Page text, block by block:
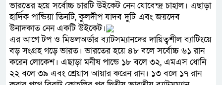
ভারতের হয়ে সর্বোচ্চ চারটি উইকেট নেন যোবেন্দ্র চাহাল। এছাড়া
হার্দিক পান্ডিয়া তিনটি, কুলদীপ যাদব দুটি এবং জয়দেব
উনাদকাত নেন একটি উইকেট।
এর আগে টপ ও মিডলঅর্ডার ব্যাটসম্যানদের দায়িত্বশীল ব্যাটিংয়ে
বড় সংগ্রহ গড়ে ভারত। ভারতের হয়ে ৪৮ বলে সর্বোচ্চ ৬১ রান
করেন লোকেশ। এছাড়া মনীষ পান্ডে ১৮ বলে ৩২, এমএস ধোনি
২২ বলে ৩৯ এবং শ্রেয়াস আয়ার করেন রান। ১৩ বলে ১৭ রান